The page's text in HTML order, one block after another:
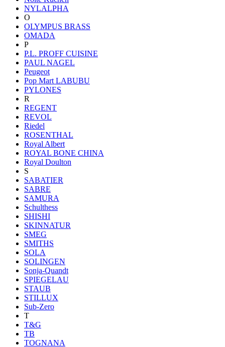
NYLALPHA
O
OLYMPUS BRASS
OMADA
P
P.L. PROFF CUISINE
PAUL NAGEL
Peugeot
Pop Mart LABUBU
PYLONES
R
REGENT
REVOL
Riedel
ROSENTHAL
Royal Albert
ROYAL BONE CHINA
Royal Doulton
S
SABATIER
SABRE
SAMURA
Schulthess
SHISHI
SKINNATUR
SMEG
SMITHS
SOLA
SOLINGEN
Sonja-Quandt
SPIEGELAU
STAUB
STILLUX
Sub-Zero
T
T&G
TB
TOGNANA